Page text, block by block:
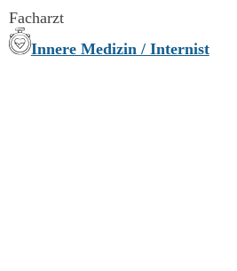
Facharzt
Innere Medizin / Internist